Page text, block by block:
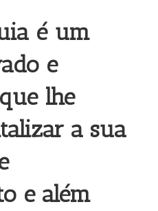
é um
e
lhe
a sua
e além